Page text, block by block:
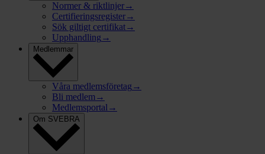
Normer & riktlinjer→
Certifieringsregister→
Sök giltigt certifikat→
Upphandling →
Medlemmar
Våra medlemsföretag →
Bli medlem →
Medlemsportal →
Om SVEBRA